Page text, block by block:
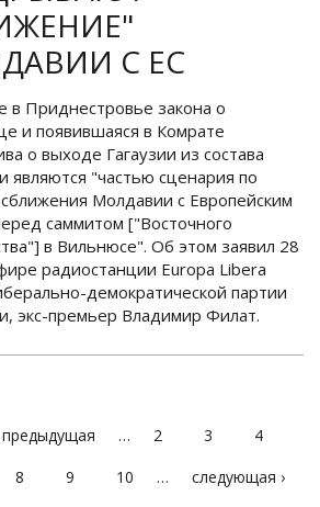
С ЕС
в Приднестровье закона о
и появившаяся в Комрате
о выходе Гагаузии из состава
являются "частью сценария по
Молдавии с Европейским
саммитом ["Восточного
в Вильнюсе". Об этом заявил 28
радиостанции Europa Libera
демократической партии
экс-премьер Владимир Филат.
предыдущая … 2 3
4
8 9 10 …
следующая ›